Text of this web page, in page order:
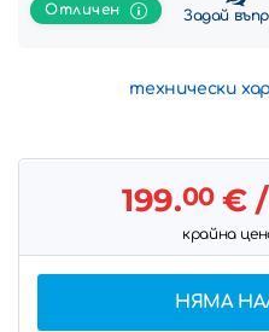
Отличен
Задай
технически
199.00€
крайна
НЯМА